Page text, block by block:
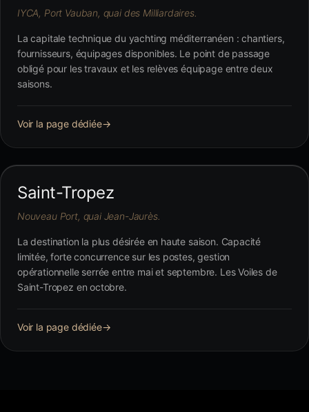
IYCA, Port Vauban, quai des Milliardaires.
La capitale technique du yachting méditerranéen : chantiers,
fournisseurs, équipages disponibles. Le point de passage
obligé pour les travaux et les relèves équipage entre deux
saisons.
Voir la page dédiée→
Saint-Tropez
Nouveau Port, quai Jean-Jaurès.
La destination la plus désirée en haute saison. Capacité
limitée, forte concurrence sur les postes, gestion
opérationnelle serrée entre mai et septembre. Les Voiles de
Saint-Tropez en octobre.
Voir la page dédiée→